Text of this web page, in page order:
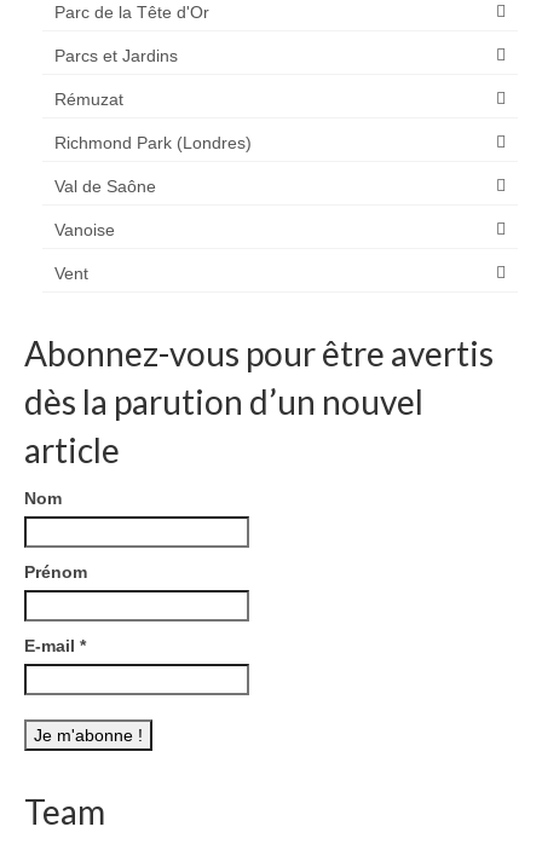
Parc de la Tête d'Or
Parcs et Jardins
Rémuzat
Richmond Park (Londres)
Val de Saône
Vanoise
Vent
Abonnez-vous pour être avertis
dès la parution d’un nouvel
article
Nom
Prénom
E-mail *
Team